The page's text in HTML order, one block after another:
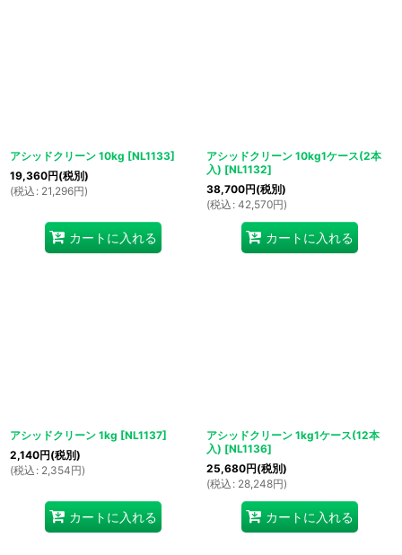
アシッドクリーン 10kg [NL1133]
19,360円(税別)
(税込 : 21,296円)
カートに入れる
アシッドクリーン 10kg1ケース(2本
入) [NL1132]
38,700円(税別)
(税込 : 42,570円)
カートに入れる
アシッドクリーン 1kg [NL1137]
2,140円(税別)
(税込 : 2,354円)
カートに入れる
アシッドクリーン 1kg1ケース(12本
入) [NL1136]
25,680円(税別)
(税込 : 28,248円)
カートに入れる